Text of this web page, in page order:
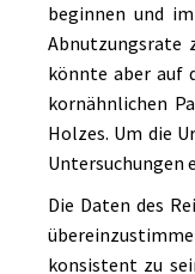
beginnen und
Abnutzungsrate
könnte aber auf
kornähnlichen
Holzes. Um die
Untersuchungen
Die Daten des
konsistent zu